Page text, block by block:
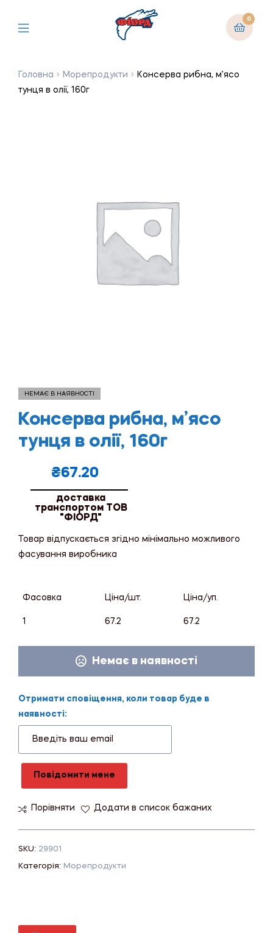
0
Головна Морепродукти
Консерва рибна, м’ясо
тунця в олії, 160г
НЕМАЄ В НАЯВНОСТІ
Консерва рибна, м’ясо
тунця в олії, 160г
₴67.20
доставка
транспортом ТОВ
"ФІОРД"
Товар відпускається згідно мінімально можливого
фасування виробника
Фасовка Ціна/шт. Ціна/уп.
1 67.2 67.2
Немає в наявності
Отримати сповіщення, коли товар буде в
наявності:
Повідомити мене
Порівняти Додати в список бажаних
SKU: 29901
Категорія: Морепродукти